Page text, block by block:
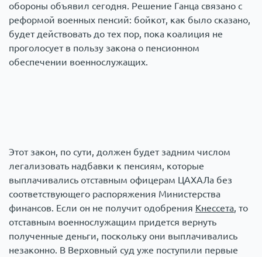
обороны объявил сегодня. Решение Ганца связано с
реформой военных пенсий: бойкот, как было сказано,
будет действовать до тех пор, пока коалиция не
проголосует в пользу закона о пенсионном
обеспечении военнослужащих.
Этот закон, по сути, должен будет задним числом
легализовать надбавки к пенсиям, которые
выплачивались отставным офицерам ЦАХАЛа без
соответствующего распоряжения Министерства
финансов. Если он не получит одобрения Кнессета, то
отставным военнослужащим придется вернуть
полученные деньги, поскольку они выплачивались
незаконно. В Верховный суд уже поступили первые